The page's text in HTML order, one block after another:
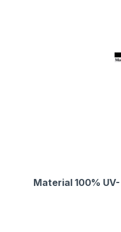
Material 100%